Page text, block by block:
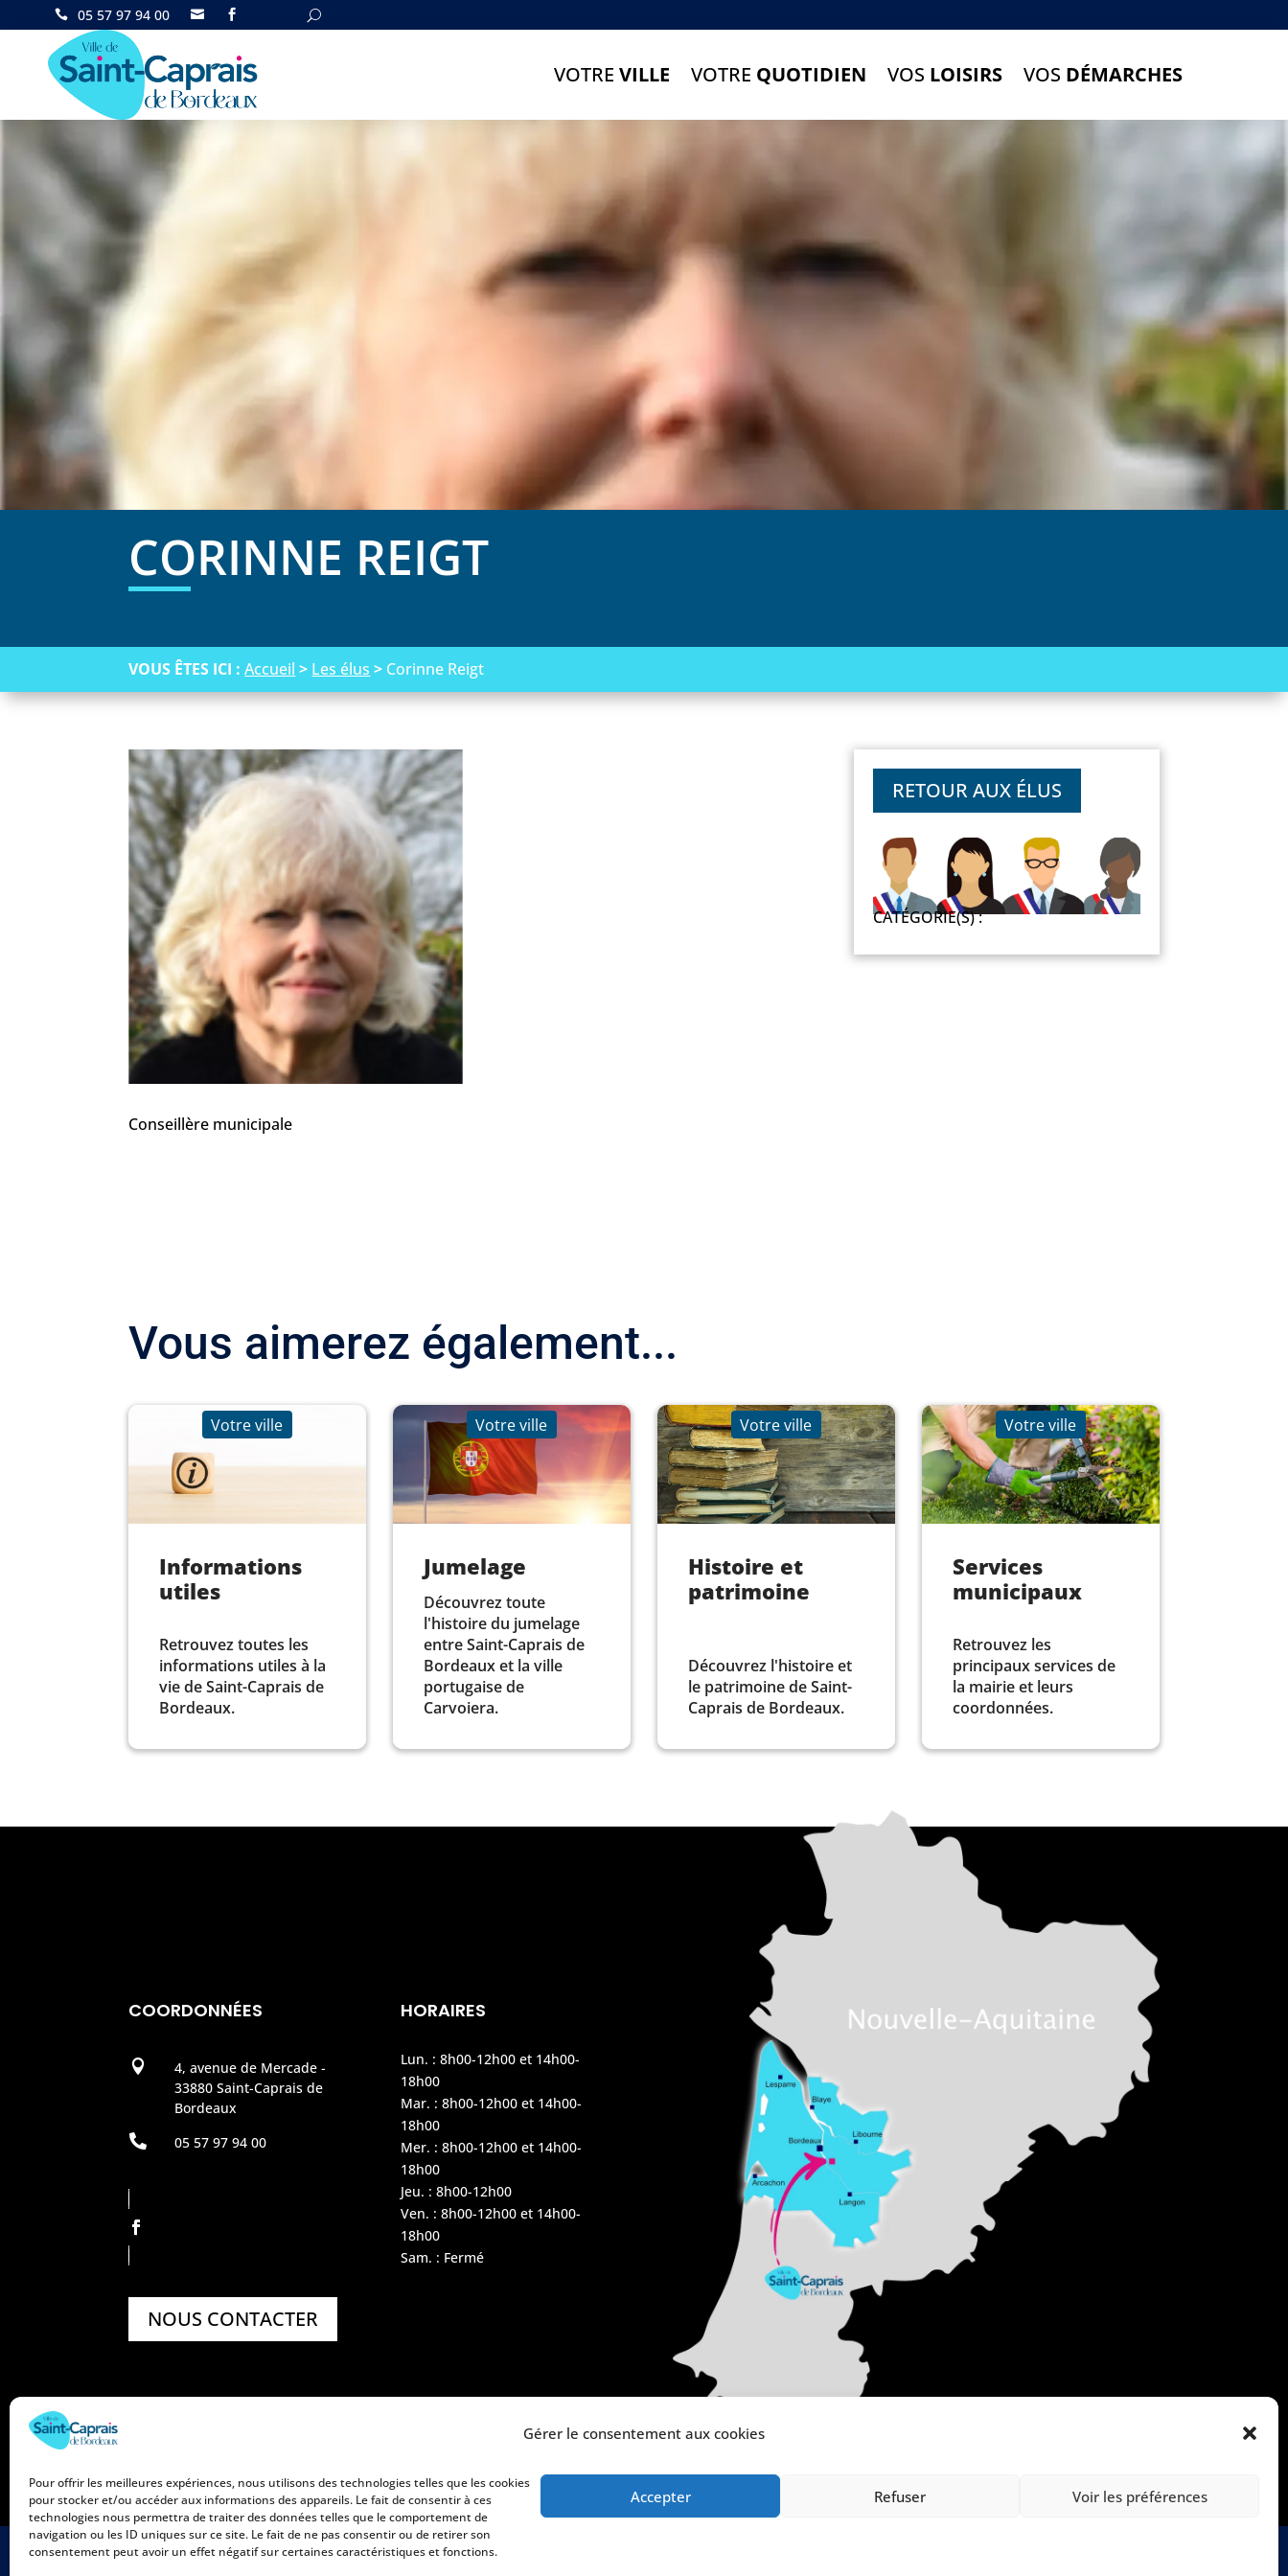
Gérer le consentement aux cookies
Pour offrir les meilleures expériences, nous utilisons des technologies telles que les cookies
pour stocker et/ou accéder aux informations des appareils. Le fait de consentir à ces
technologies nous permettra de traiter des données telles que le comportement de
navigation ou les ID uniques sur ce site. Le fait de ne pas consentir ou de retirer son
consentement peut avoir un effet négatif sur certaines caractéristiques et fonctions.
Accepter Refuser Voir les préférences
05 57 97 94 00  
VOTRE VILLE VOTRE QUOTIDIEN VOS LOISIRS VOS DÉMARCHES
CORINNE REIGT
VOUS ÊTES ICI :Accueil > Les élus > Corinne Reigt
Conseillère municipale
RETOUR AUX ÉLUS
CATÉGORIE(S) :
Vous aimerez également...
Votre ville
Informations
utiles
Retrouvez toutes les
informations utiles à la
vie de Saint-Caprais de
Bordeaux.
Votre ville
Jumelage
Découvrez toute
l'histoire du jumelage
entre Saint-Caprais de
Bordeaux et la ville
portugaise de
Carvoiera.
Votre ville
Histoire et
patrimoine
Découvrez l'histoire et
le patrimoine de Saint-
Caprais de Bordeaux.
Votre ville
Services
municipaux
Retrouvez les
principaux services de
la mairie et leurs
coordonnées.
COORDONNÉES

4, avenue de Mercade -
33880 Saint-Caprais de
Bordeaux
 05 57 97 94 00
NOUS CONTACTER
HORAIRES
Lun. : 8h00-12h00 et 14h00-
18h00
Mar. : 8h00-12h00 et 14h00-
18h00
Mer. : 8h00-12h00 et 14h00-
18h00
Jeu. : 8h00-12h00
Ven. : 8h00-12h00 et 14h00-
18h00
Sam. : Fermé